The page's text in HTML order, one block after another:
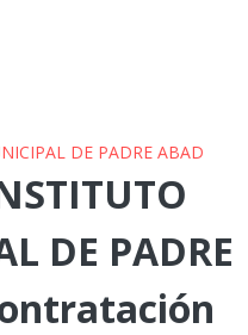
DE PADRE ABAD
DE PADRE